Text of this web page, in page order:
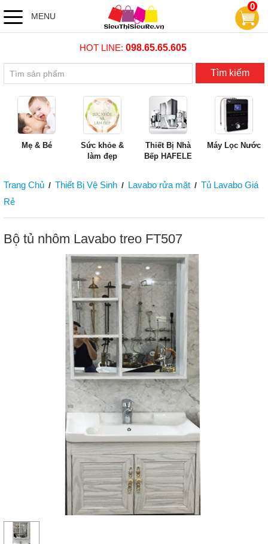
MENU
0
HOT LINE: 098.65.65.605
Tìm kiếm
Mẹ & Bé
Sức khỏe &
làm đẹp
Thiết Bị Nhà
Bếp HAFELE
Máy Lọc Nước
Trang Chủ / Thiết Bị Vệ Sinh / Lavabo rửa mặt / Tủ Lavabo Giá
Rẻ
Bộ tủ nhôm Lavabo treo FT507